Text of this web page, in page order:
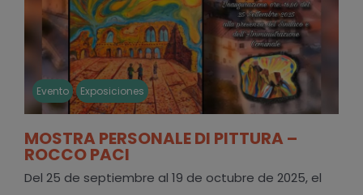
Evento Exposiciones
MOSTRA PERSONALE DI PITTURA –
ROCCO PACI
Del 25 de septiembre al 19 de octubre de 2025, el